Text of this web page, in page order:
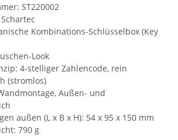
ST220002
Kombinations-Schlüsselbox (Key
Look
4-stelliger Zahlencode, rein
(stromlos)
Außen- und
außen (L x B x H): 54 x 95 x 150 mm
790 g